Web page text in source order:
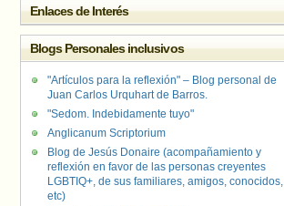
Enlaces de Interés
Blogs Personales inclusivos
"Artículos para la reflexión" – Blog personal de
Juan Carlos Urquhart de Barros.
"Sedom. Indebidamente tuyo"
Anglicanum Scriptorium
Blog de Jesús Donaire (acompañamiento y
reflexión en favor de las personas creyentes
LGBTIQ+, de sus familiares, amigos, conocidos,
etc)